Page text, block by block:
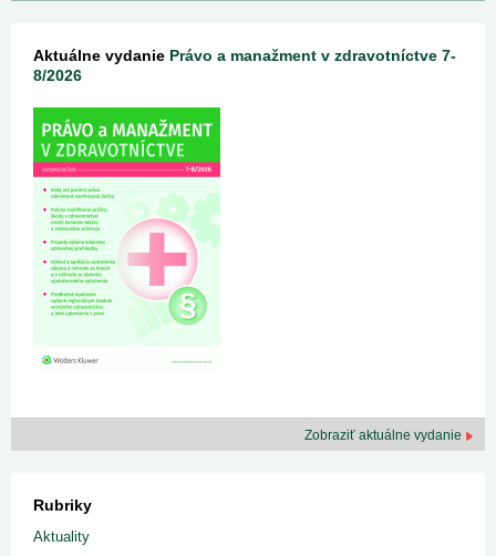
Aktuálne vydanie Právo a manažment v zdravotníctve 7-
8/2026
Zobraziť aktuálne vydanie
Rubriky
Aktuality